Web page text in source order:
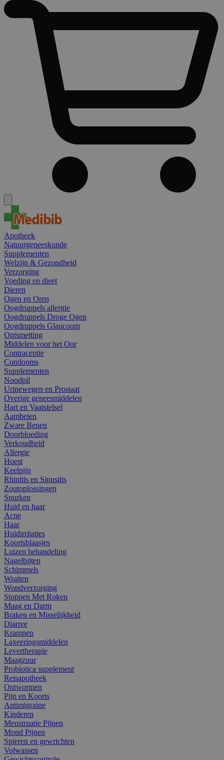
Apotheek
Natuurgeneeskunde
Supplementen
Welzijn & Gezondheid
Verzorging
Voeding en dieet
Dieren
Ogen en Oren
Oogdruppels allergie
Oogdruppels Droge Ogen
Oogdruppels Glaucoom
Ontsmetting
Middelen voor het Oor
Contraceptie
Condooms
Supplementen
Noodpil
Urinewegen en Prostaat
Overige geneesmiddelen
Hart en Vaatstelsel
Aambeien
Zware Benen
Doorbloeding
Verkoudheid
Allergie
Hoest
Keelpijn
Rhinitis en Sinusitis
Zoutoplossingen
Snurken
Huid en haar
Acne
Haar
Huidirritaties
Koortsblaasjes
Luizen behandeling
Nagelbijten
Schimmels
Wratten
Wondverzorging
Stoppen Met Roken
Maag en Darm
Braken en Misselijkheid
Diarree
Krampen
Laxeeringsmiddelen
Levertherapie
Maagzuur
Probiotica supplement
Reisapotheek
Ontwormen
Pijn en Koorts
Antimigraine
Kinderen
Menstruatie Pijnen
Mond Pijnen
Spieren en gewrichten
Volwassen